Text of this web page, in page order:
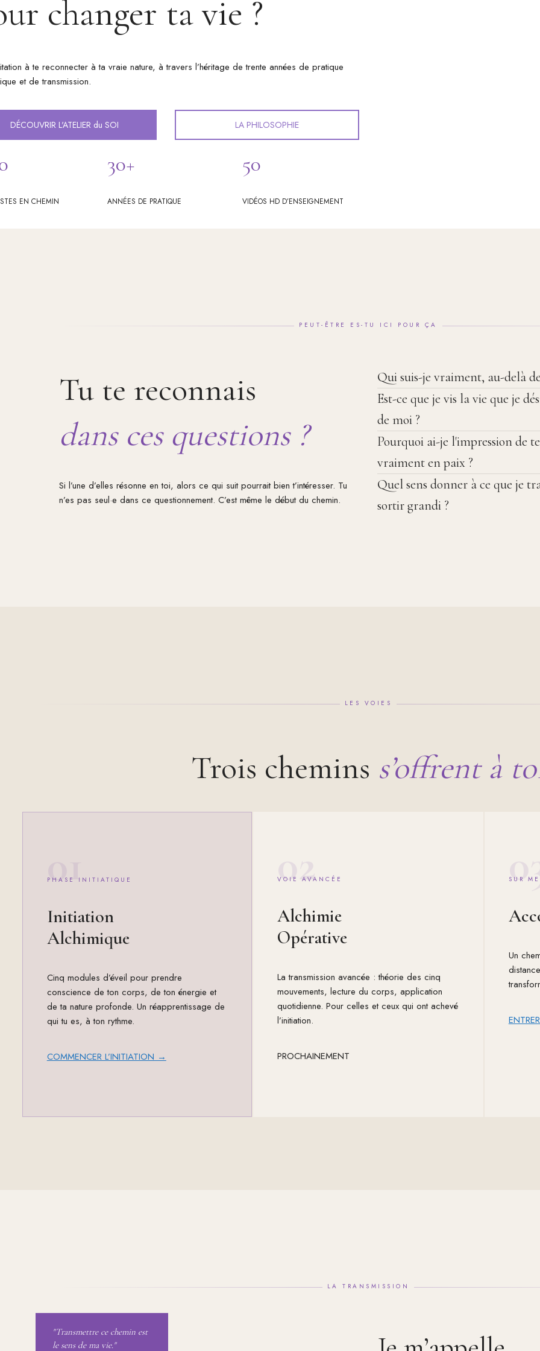
changer ta vie ?
à te reconnecter à ta vraie nature, à travers l’héritage de trente années de pratique
et de transmission.
DÉCOUVRIR L'ATELIER du SOI LA PHILOSOPHIE
EN CHEMIN
30+
ANNÉES DE PRATIQUE
50
VIDÉOS HD D’ENSEIGNEMENT
PEUT-ÊTRE ES-TU ICI POUR ÇA
Tu te reconnais
dans ces questions ?
Si l’une d’elles résonne en toi, alors ce qui suit pourrait bien t’intéresser. Tu
n’es pas seul·e dans ce questionnement. C’est même le début du chemin.
Qui suis-je vraiment, au-delà
Est-ce que je vis la vie que je
de moi ?
Pourquoi ai-je l'impression de
vraiment en paix ?
Quel sens donner à ce que je
sortir grandi ?
LES VOIES
Trois chemins s’offrent à
01
PHASE INITIATIQUE
Initiation
Alchimique
Cinq modules d’éveil pour prendre
conscience de ton corps, de ton énergie et
de ta nature profonde. Un réapprentissage de
qui tu es, à ton rythme.
COMMENCER L’INITIATION →
02
VOIE AVANCÉE
Alchimie
Opérative
La transmission avancée : théorie des cinq
mouvements, lecture du corps, application
quotidienne. Pour celles et ceux qui ont achevé
l’initiation.
PROCHAINEMENT
SUR
Un
LA TRANSMISSION
"Transmettre ce chemin est
le sens de ma vie."